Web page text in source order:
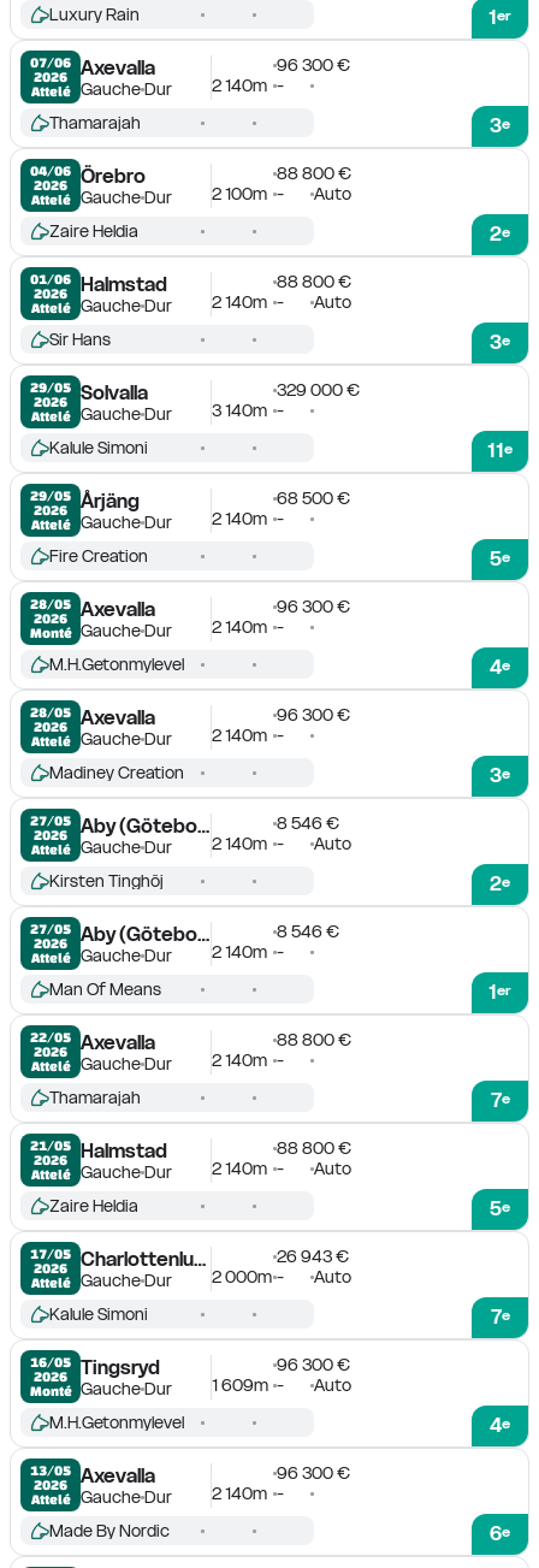
1er
Luxury Rain
07/06
2026
Attelé
Axevalla
GaucheDur
96 300 €
2 140m -
3e
Thamarajah
04/06
2026
Attelé
Örebro
GaucheDur
88 800 €
2 100m - Auto
2e
Zaire Heldia
01/06
2026
Attelé
Halmstad
GaucheDur
88 800 €
2 140m - Auto
3e
Sir Hans
29/05
2026
Attelé
Solvalla
GaucheDur
329 000 €
3 140m -
11e
Kalule Simoni
29/05
2026
Attelé
Årjäng
GaucheDur
68 500 €
2 140m -
5e
Fire Creation
28/05
2026
Monté
Axevalla
GaucheDur
96 300 €
2 140m -
4e
M.H.Getonmylevel
28/05
2026
Attelé
Axevalla
GaucheDur
96 300 €
2 140m -
3e
Madiney Creation
27/05
2026
Attelé
Aby (Göteborg)
GaucheDur
8 546 €
2 140m - Auto
2e
Kirsten Tinghöj
27/05
2026
Attelé
Aby (Göteborg)
GaucheDur
8 546 €
2 140m -
1er
Man Of Means
22/05
2026
Attelé
Axevalla
GaucheDur
88 800 €
2 140m -
7e
Thamarajah
21/05
2026
Attelé
Halmstad
GaucheDur
88 800 €
2 140m - Auto
5e
Zaire Heldia
17/05
2026
Attelé
Charlottenlund
GaucheDur
26 943 €
2 000m - Auto
7e
Kalule Simoni
16/05
2026
Monté
Tingsryd
GaucheDur
96 300 €
1 609m - Auto
4e
M.H.Getonmylevel
13/05
2026
Attelé
Axevalla
GaucheDur
96 300 €
2 140m -
6e
Made By Nordic